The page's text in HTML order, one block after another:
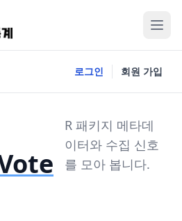
로그인 회원 가입
R 패키지 메타데
이터와 수집 신호
를 모아 봅니다.